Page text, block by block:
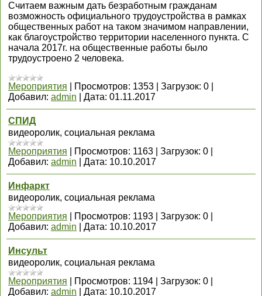
Считаем важным дать безработным гражданам
возможность официального трудоустройства в рамках
общественных работ на таком значимом направлении,
как благоустройство территории населенного пункта. С
начала 2017г. на общественные работы было
трудоустроено 2 человека.
Мероприятия Просмотров: 1353 Загрузок: 0
Добавил: admin Дата: 01.11.2017
СПИД
видеоролик, социальная реклама
Мероприятия
Просмотров: 1163 Загрузок: 0
Добавил: admin Дата: 10.10.2017
Инфаркт
видеоролик, социальная реклама
Мероприятия
Просмотров: 1193 Загрузок: 0
Добавил: admin Дата: 10.10.2017
Инсульт
видеоролик, социальная реклама
Мероприятия
Просмотров: 1194 Загрузок: 0
Добавил: admin Дата: 10.10.2017